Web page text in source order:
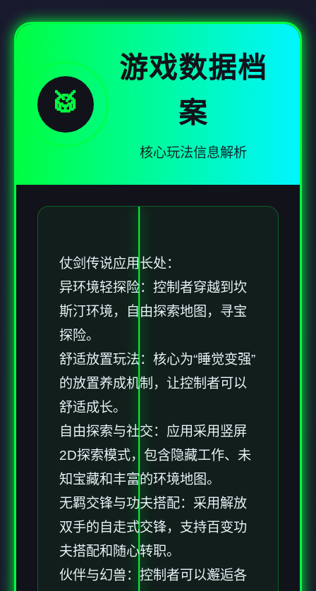
🥁
游戏数据档
案
核心玩法信息解析
仗剑传说应用长处：
异环境轻探险：控制者穿越到坎
斯汀环境，自由探索地图，寻宝
探险。
舒适放置玩法：核心为“睡觉变强”
的放置养成机制，让控制者可以
舒适成长。
自由探索与社交：应用采用竖屏
2D探索模式，包含隐藏工作、未
知宝藏和丰富的环境地图。
无羁交锋与功夫搭配：采用解放
双手的自走式交锋，支持百变功
夫搭配和随心转职。
伙伴与幻兽：控制者可以邂逅各